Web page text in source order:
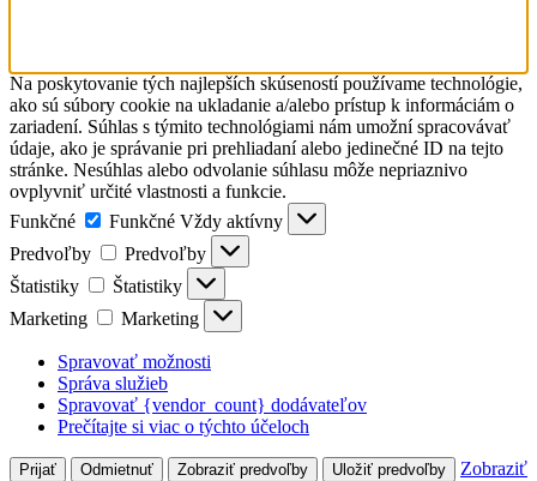
Na poskytovanie tých najlepších skúseností používame technológie,
ako sú súbory cookie na ukladanie a/alebo prístup k informáciám o
zariadení. Súhlas s týmito technológiami nám umožní spracovávať
údaje, ako je správanie pri prehliadaní alebo jedinečné ID na tejto
stránke. Nesúhlas alebo odvolanie súhlasu môže nepriaznivo
ovplyvniť určité vlastnosti a funkcie.
Funkčné
Funkčné Vždy aktívny
Predvoľby
Predvoľby
Štatistiky
Štatistiky
Marketing
Marketing
Spravovať možnosti
Správa služieb
Spravovať {vendor_count} dodávateľov
Prečítajte si viac o týchto účeloch
Prijať Odmietnuť Zobraziť predvoľby Uložiť predvoľby
Zobraziť